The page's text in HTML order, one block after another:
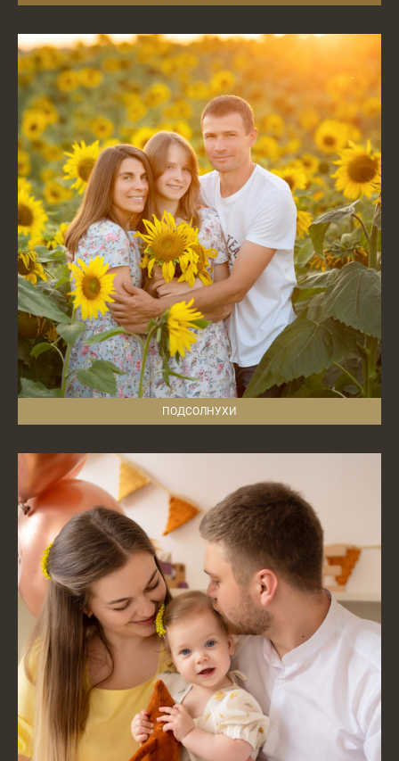
ПОДСОЛНУХИ